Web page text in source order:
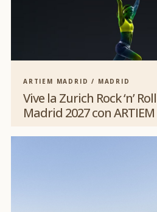
ARTIEM MADRID / MADRID
Vive la Zurich Rock ‘n’
Madrid 2027 con ARTIEM